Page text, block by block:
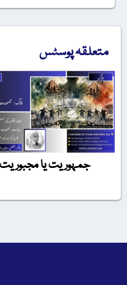
متعلقہ پوسٹس
جمہوریت یا